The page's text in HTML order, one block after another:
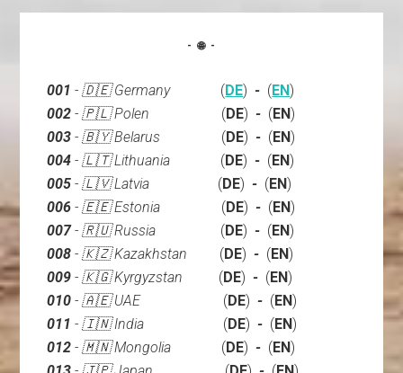
- 🌐 -
001- 🇩🇪 Germany (DE) - (EN)
002- 🇵🇱 Polen (DE) - (EN)
003- 🇧🇾 Belarus (DE)- (EN)
004- 🇱🇹 Lithuania (DE)- (EN)
005- 🇱🇻 Latvia (DE)- (EN)
006- 🇪🇪 Estonia (DE)- (EN)
007- 🇷🇺 Russia (DE)- (EN)
008- 🇰🇿 Kazakhstan (DE)- (EN)
009- 🇰🇬 Kyrgyzstan (DE)- (EN)
010- 🇦🇪 UAE(DE)- (EN)
011-🇮🇳India (DE)- (EN)
012- 🇲🇳 Mongolia (DE)- (EN)